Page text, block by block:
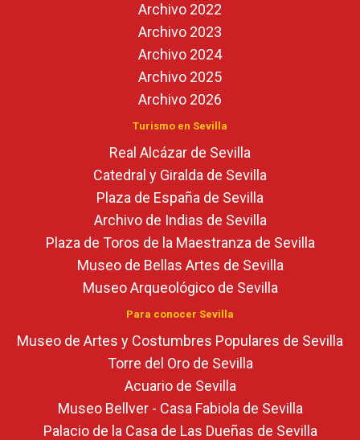
Archivo 2022
Archivo 2023
Archivo 2024
Archivo 2025
Archivo 2026
Turismo en Sevilla
Real Alcázar de Sevilla
Catedral y Giralda de Sevilla
Plaza de España de Sevilla
Archivo de Indias de Sevilla
Plaza de Toros de la Maestranza de Sevilla
Museo de Bellas Artes de Sevilla
Museo Arqueológico de Sevilla
Para conocer Sevilla
Museo de Artes y Costumbres Populares de Sevilla
Torre del Oro de Sevilla
Acuario de Sevilla
Museo Bellver - Casa Fabiola de Sevilla
Palacio de la Casa de Las Dueñas de Sevilla